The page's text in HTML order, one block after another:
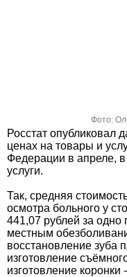
Фото:
Росстат опубликовал
ценах на товары и
Федерации в апреле, в
услуги.
Так, средняя
осмотра больного у
441,07 рублей за одно
местным
восстановление зуба
изготовление
изготовление коронки